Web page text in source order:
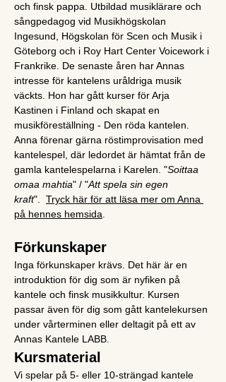
och finsk pappa. Utbildad musiklärare och
sångpedagog vid Musikhögskolan
Ingesund, Högskolan för Scen och Musik i
Göteborg och i Roy Hart Center Voicework i
Frankrike. De senaste åren har Annas
intresse för kantelens uråldriga musik
väckts. Hon har gått kurser för Arja
Kastinen i Finland och skapat en
musikföreställning - Den röda kantelen.
Anna förenar gärna röstimprovisation med
kantelespel, där ledordet är hämtat från de
gamla kantelespelarna i Karelen. "Soittaa
omaa mahtia" / "Att spela sin egen
kraft". Tryck här för att läsa mer om Anna
på hennes hemsida
Förkunskaper
Inga förkunskaper krävs. Det här är en
introduktion för dig som är nyfiken på
kantele och finsk musikkultur. Kursen
passar även för dig som gått kantelekursen
under vårterminen eller deltagit på ett av
Annas Kantele LABB.
Kursmaterial
Vi spelar på 5- eller 10-strängad kantele